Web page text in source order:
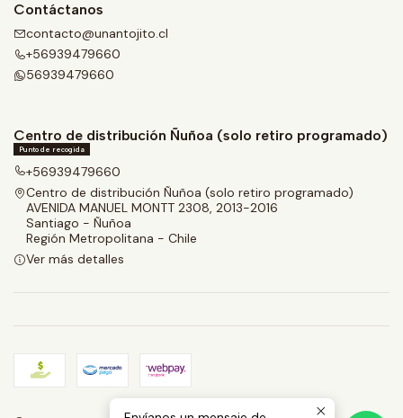
Contáctanos
contacto@unantojito.cl
+56939479660
56939479660
Centro de distribución Ñuñoa (solo retiro programado)
Punto de recogida
+56939479660
Centro de distribución Ñuñoa (solo retiro programado)
AVENIDA MANUEL MONTT 2308, 2013-2016
Santiago - Ñuñoa
Región Metropolitana - Chile
Ver más detalles